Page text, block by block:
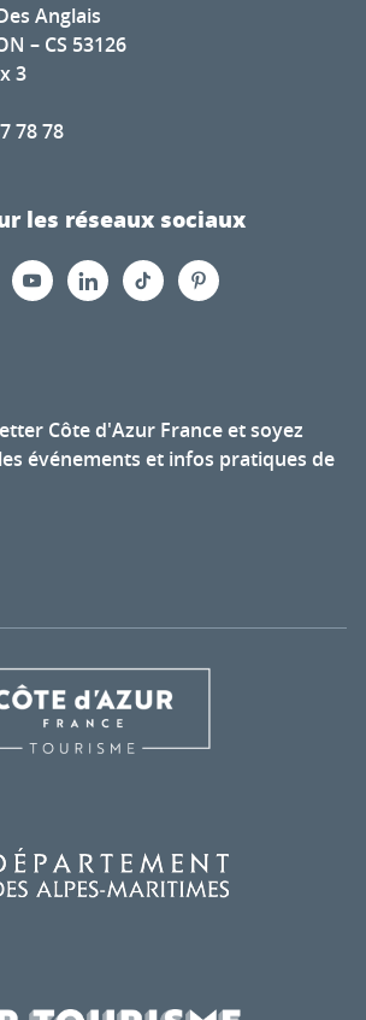
Anglais
– CS 53126
3
78 78
les réseaux sociaux
Côte d'Azur France et soyez
événements et infos pratiques de